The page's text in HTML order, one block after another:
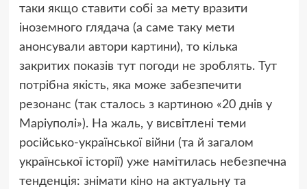
таки якщо ставити собі за мету вразити
іноземного глядача (а саме таку мети
анонсували автори картини), то кілька
закритих показів тут погоди не зроблять. Тут
потрібна якість, яка може забезпечити
резонанс (так сталось з картиною «20 днів у
Маріуполі»). На жаль, у висвітлені теми
російсько-української війни (та й загалом
української історії) уже намітилась небезпечна
тенденція: знімати кіно на актуальну та